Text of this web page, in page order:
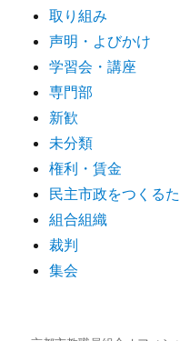
取り組み
声明・よびかけ
学習会・講座
専門部
新歓
未分類
権利・賃金
民主市政をつくる
組合組織
裁判
集会